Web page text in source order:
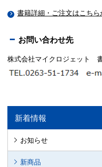
書籍詳細・ご注文はこちら
お問い合わせ先
株式会社マイクロジェット
新着情報
お知らせ
新商品